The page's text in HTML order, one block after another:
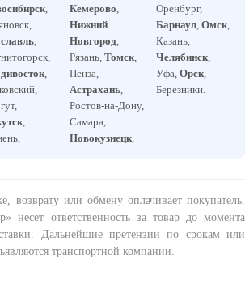
,
,
,
,
Кемерово,
Нижний
Новгород,
Рязань, Томск,
Пенза,
Астрахань,
Ростов-на-Дону,
Самара,
Новокузнецк,
Оренбург,
Барнаул,Омск,
Казань,
Челябинск,
Уфа,Орск,
Березники.
возврату или обмену оплачивает покупатель.
несет ответственность за товар до момента
Дальнейшие претензии по срокам или
транспортной компании.